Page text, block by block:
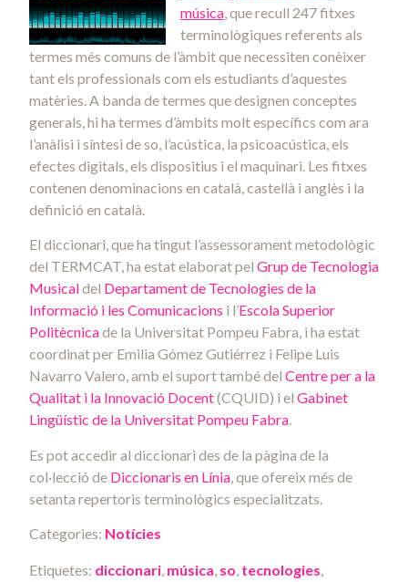
música, que recull 247 fitxes
terminològiques referents als
termes més comuns de l’àmbit que necessiten conèixer
tant els professionals com els estudiants d’aquestes
matèries. A banda de termes que designen conceptes
generals, hi ha termes d’àmbits molt específics com ara
l’anàlisi i síntesi de so, l’acústica, la psicoacústica, els
efectes digitals, els dispositius i el maquinari. Les fitxes
contenen denominacions en català, castellà i anglès i la
definició en català.
El diccionari, que ha tingut l’assessorament metodològic
del TERMCAT, ha estat elaborat pel Grup de Tecnologia
Musicaldel Departament de Tecnologies de la
Informació i les Comunicacions i l’Escola Superior
Politècnicade la Universitat Pompeu Fabra, i ha estat
coordinat per Emilia Gómez Gutiérrez i Felipe Luis
Navarro Valero, amb el suport també del Centre per a la
Qualitat i la Innovació Docent(CQUID) i el Gabinet
Lingüístic de la Universitat Pompeu Fabra.
Es pot accedir al diccionari des de la pàgina de la
col·lecció de Diccionaris en Línia , que ofereix més de
setanta repertoris terminològics especialitzats.
Categories: Notícies
Etiquetes: diccionari, música, so, tecnologies,